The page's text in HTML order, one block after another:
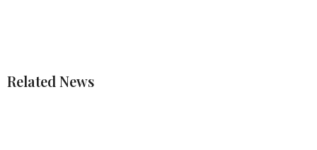
Related News